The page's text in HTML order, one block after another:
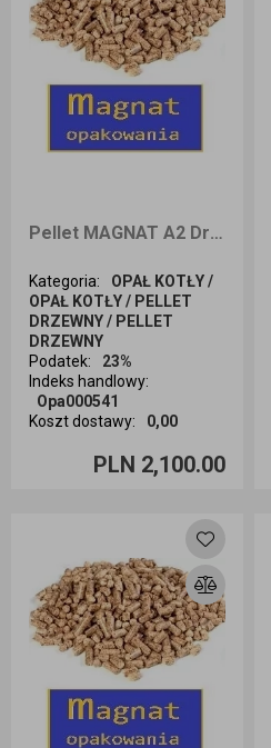
Pellet MAGNAT A2 Drzewny 6mm Workowany 1050kg dostawa Wrocław i okolice
Kategoria:
OPAŁ KOTŁY /
OPAŁ KOTŁY / PELLET
DRZEWNY / PELLET
DRZEWNY
Podatek:
23%
Indeks handlowy:
Opa000541
Koszt dostawy: 0,00
PLN 2,100.00
Ilość sztuk